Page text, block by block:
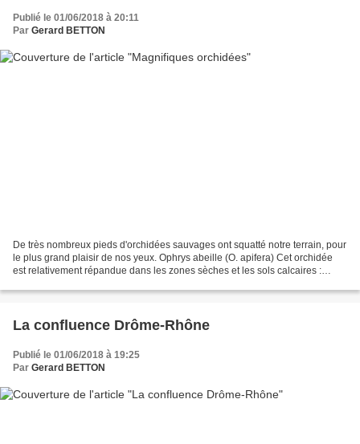
Publié le 01/06/2018 à 20:11
Par Gerard BETTON
De très nombreux pieds d'orchidées sauvages ont squatté notre terrain, pour
le plus grand plaisir de nos yeux. Ophrys abeille (O. apifera) Cet orchidée
est relativement répandue dans les zones sèches et les sols calcaires :
La confluence Drôme-Rhône
Publié le 01/06/2018 à 19:25
Par Gerard BETTON